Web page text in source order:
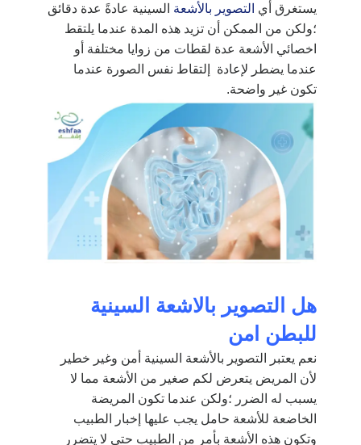
يستغرق أي التصوير بالأشعة السينية عادةً عدة دقائق
؛ولكن من الممكن أن تزيد هذه المدة عندما يلتقط
اخصائي الأشعة عدة لقطات من زوايا مختلفة أو
عندما يضطر لإعادة إلتقاط نفس الصورة عندما
تكون غير واضحة.
هل التصوير بالاشعة السينية
للبطن امن
نعم يعتبر التصوير بالأشعة السينية أمن وغير خطير
لأن المريض يتعرض لكم صغير من الأشعة مما لا
يسبب له الضرر ؛ولكن عندما تكون المريضة
الخاضعة للأشعة حامل يجب عليها إخبار الطبيب
وتكون هذه الأشعة بأمر من الطبيب حتى لا يتضرر